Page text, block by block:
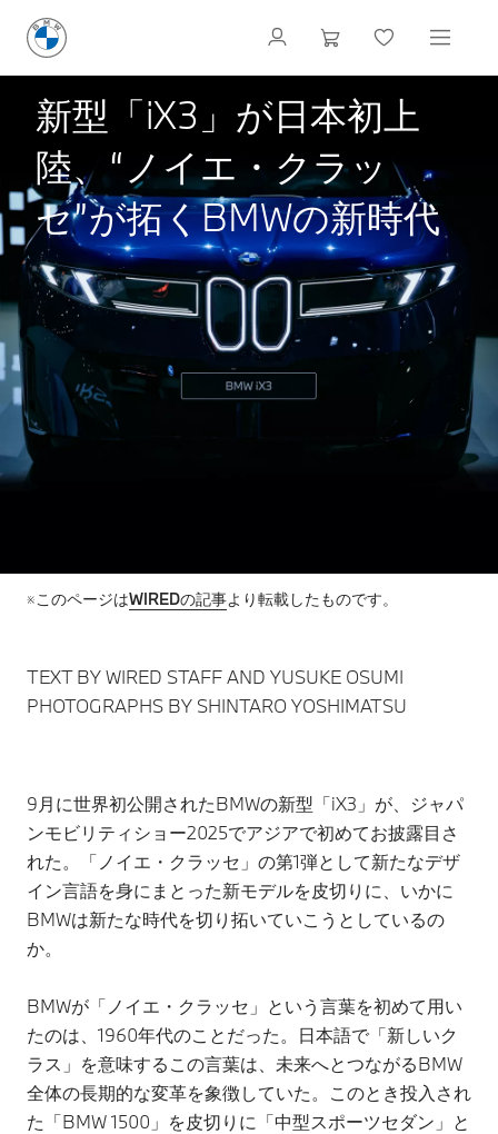
新型「iX3」が日本初上
陸、“ノイエ・クラッ
セ”が拓くBMWの新時代
※このページはWIREDの記事より転載したものです。
TEXT BY WIRED STAFF AND YUSUKE OSUMI
PHOTOGRAPHS BY SHINTARO YOSHIMATSU
9月に世界初公開されたBMWの新型「iX3」が、ジャパ
ンモビリティショー2025でアジアで初めてお披露目さ
れた。「ノイエ・クラッセ」の第1弾として新たなデザ
イン言語を身にまとった新モデルを皮切りに、いかに
BMWは新たな時代を切り拓いていこうとしているの
か。
BMWが「ノイエ・クラッセ」という言葉を初めて用い
たのは、1960年代のことだった。日本語で「新しいク
ラス」を意味するこの言葉は、未来へとつながるBMW
全体の長期的な変革を象徴していた。このとき投入され
た「BMW 1500」を皮切りに「中型スポーツセダン」と